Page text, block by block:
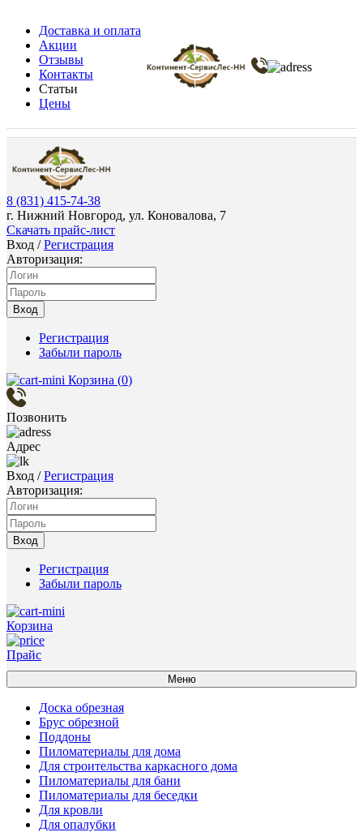
Доставка и оплата
Акции
Отзывы
Контакты
Статьи
Цены
8 (831) 415-74-38
г. Нижний Новгород, ул. Коновалова, 7
Скачать прайс-лист
Вход / Регистрация
Авторизация:
Вход
Регистрация
Забыли пароль
Корзина (0)
Позвонить
Адрес
Вход / Регистрация
Авторизация:
Вход
Регистрация
Забыли пароль
Корзина
Прайс
Меню
Доска обрезная
Брус обрезной
Поддоны
Пиломатериалы для дома
Для строительства каркасного дома
Пиломатериалы для бани
Пиломатериалы для беседки
Для кровли
Для опалубки